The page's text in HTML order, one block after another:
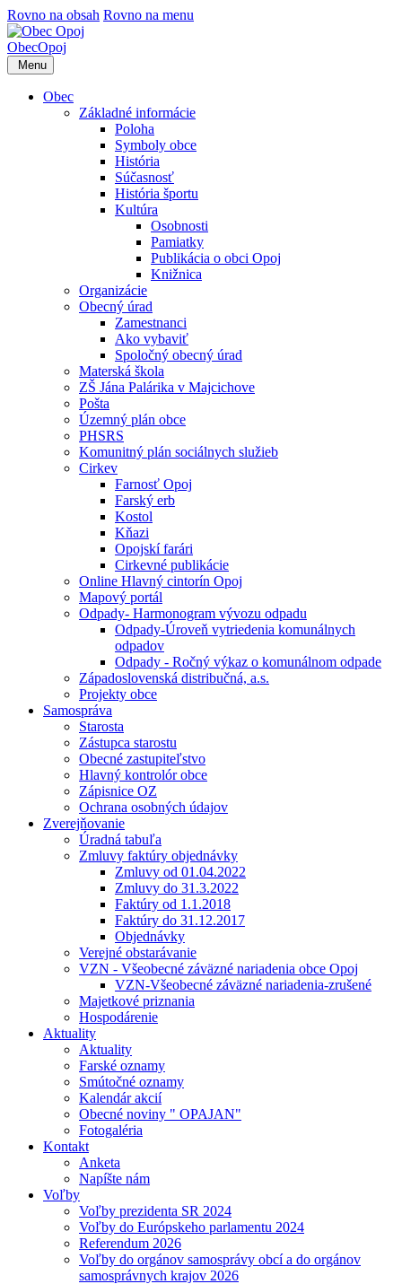
Rovno na obsah Rovno na menu
ObecOpoj
Menu
Obec
Základné informácie
Poloha
Symboly obce
História
Súčasnosť
História športu
Kultúra
Osobnosti
Pamiatky
Publikácia o obci Opoj
Knižnica
Organizácie
Obecný úrad
Zamestnanci
Ako vybaviť
Spoločný obecný úrad
Materská škola
ZŠ Jána Palárika v Majcichove
Pošta
Územný plán obce
PHSRS
Komunitný plán sociálnych služieb
Cirkev
Farnosť Opoj
Farský erb
Kostol
Kňazi
Opojskí farári
Cirkevné publikácie
Online Hlavný cintorín Opoj
Mapový portál
Odpady- Harmonogram vývozu odpadu
Odpady-Úroveň vytriedenia komunálnych
odpadov
Odpady - Ročný výkaz o komunálnom odpade
Západoslovenská distribučná, a.s.
Projekty obce
Samospráva
Starosta
Zástupca starostu
Obecné zastupiteľstvo
Hlavný kontrolór obce
Zápisnice OZ
Ochrana osobných údajov
Zverejňovanie
Úradná tabuľa
Zmluvy faktúry objednávky
Zmluvy od 01.04.2022
Zmluvy do 31.3.2022
Faktúry od 1.1.2018
Faktúry do 31.12.2017
Objednávky
Verejné obstarávanie
VZN - Všeobecné záväzné nariadenia obce Opoj
VZN-Všeobecné záväzné nariadenia-zrušené
Majetkové priznania
Hospodárenie
Aktuality
Aktuality
Farské oznamy
Smútočné oznamy
Kalendár akcií
Obecné noviny " OPAJAN"
Fotogaléria
Kontakt
Anketa
Napíšte nám
Voľby
Voľby prezidenta SR 2024
Voľby do Európskeho parlamentu 2024
Referendum 2026
Voľby do orgánov samosprávy obcí a do orgánov
samosprávnych krajov 2026